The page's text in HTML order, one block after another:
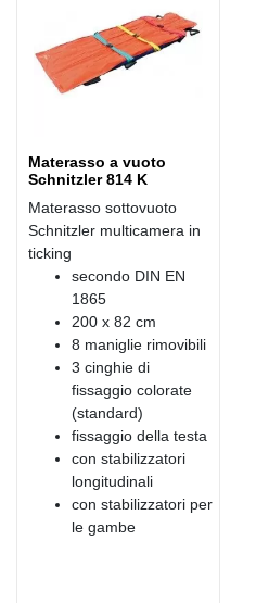
Materasso a vuoto
Schnitzler 814 K
Materasso sottovuoto
Schnitzler multicamera in
ticking
secondo DIN EN
1865
200 x 82 cm
8 maniglie rimovibili
3 cinghie di
fissaggio colorate
(standard)
fissaggio della testa
con stabilizzatori
longitudinali
con stabilizzatori per
le gambe